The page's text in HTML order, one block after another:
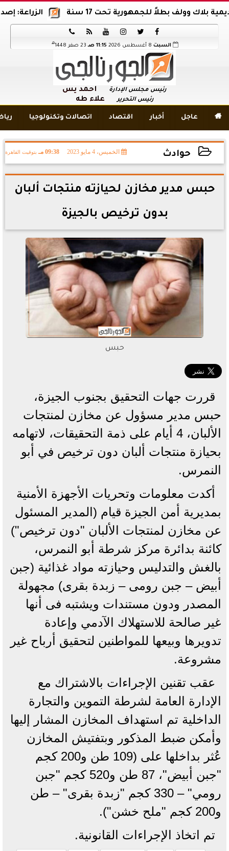
الزراعة: إصدار 12 ألف موافقة وتصريح بالمبيدات خلال 6 شهور وولف بطلاً للجمهورية تحت 17 سنة






السبت 11:15 صـ 23 صفر 1448 هـ
رئيس مجلس الإدارة أحمد يس
رئيس التحرير علاء طه
 عاجل أخبار اقتصاد اتصالات وتكنولوجيا
حوادث الخميس، 4 مايو 2023 09:38 مـ بتوقيت القاهرة
2023-05-04 21:38:47
حبس مدير مخازن لحيازته منتجات ألبان
بدون ترخيص بالجيزة
حبس
قررت جهات التحقيق بجنوب الجيزة،
حبس مدير مسؤول عن مخازن لمنتجات
الألبان، 4 أيام على ذمة التحقيقات، لاتهامه
بحيازة منتجات ألبان دون ترخيص في أبو
النمرس.
أكدت معلومات وتحريات الأجهزة الأمنية
بمديرية أمن الجيزة قيام (المدير المسئول
عن مخازن لمنتجات الألبان "دون ترخيص")
كائنة بدائرة مركز شرطة أبو النمرس،
بالغش والتدليس وحيازته مواد غذائية (جبن
أبيض – جبن رومى – زبدة بقرى) مجهولة
المصدر ودون مستندات ويشتبه فى أنها
غير صالحة للاستهلاك الآدمي وإعادة
تدويرها وبيعها للمواطنين لتحقيق أرباح غير
مشروعة.
عقب تقنين الإجراءات بالاشتراك مع
الإدارة العامة لشرطة التموين والتجارة
الداخلية تم استهداف المخازن المشار إليها
وأمكن ضبط المذكور وبتفتيش المخازن
عُثر بداخلها على (109 طن و200 كجم
"جبن أبيض"، 87 طن و520 كجم "جبن
رومي" – 330 كجم "زبدة بقرى" – طن
و200 كجم "ملح خشن").
تم اتخاذ الإجراءات القانونية.